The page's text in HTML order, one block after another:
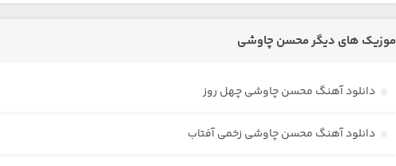
موزیک های دیگر محسن چاوشی
دانلود آهنگ محسن چاوشی چهل روز
دانلود آهنگ محسن چاوشی زخمی آفتاب